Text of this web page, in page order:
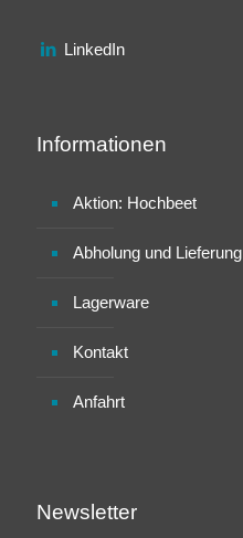
LinkedIn
Informationen
Aktion: Hochbeet
Abholung und Lieferung
Lagerware
Kontakt
Anfahrt
Newsletter